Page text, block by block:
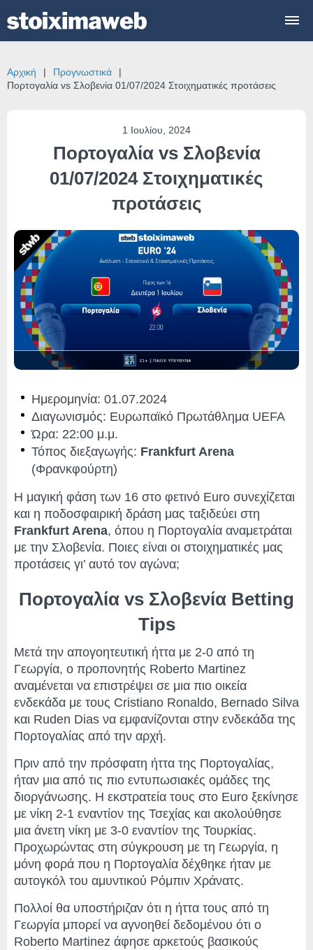
Αρχική
Προγνωστικά
Πορτογαλία vs Σλοβενία 01/07/2024 Στοιχηματικές προτάσεις
1 Ιουλίου, 2024
Πορτογαλία vs Σλοβενία
01/07/2024 Στοιχηματικές
προτάσεις
Ημερομηνία: 01.07.2024
Διαγωνισμός: Ευρωπαϊκό Πρωτάθλημα UEFA
Ώρα: 22:00 μ.μ.
Τόπος διεξαγωγής: Frankfurt Arena
(Φρανκφούρτη)
Η μαγική φάση των 16 στο φετινό Euro συνεχίζεται
και η ποδοσφαιρική δράση μας ταξιδεύει στη
Frankfurt Arena, όπου η Πορτογαλία αναμετράται
με την Σλοβενία. Ποιες είναι οι στοιχηματικές μας
προτάσεις γι’ αυτό τον αγώνα;
Πορτογαλία vs Σλοβενία Betting
Tips
Μετά την απογοητευτική ήττα με 2-0 από τη
Γεωργία, ο προπονητής Roberto Martinez
αναμένεται να επιστρέψει σε μια πιο οικεία
ενδεκάδα με τους Cristiano Ronaldo, Bernado Silva
και Ruden Dias να εμφανίζονται στην ενδεκάδα της
Πορτογαλίας από την αρχή.
Πριν από την πρόσφατη ήττα της Πορτογαλίας,
ήταν μια από τις πιο εντυπωσιακές ομάδες της
διοργάνωσης. Η εκστρατεία τους στο Euro ξεκίνησε
με νίκη 2-1 εναντίον της Τσεχίας και ακολούθησε
μια άνετη νίκη με 3-0 εναντίον της Τουρκίας.
Προχωρώντας στη σύγκρουση με τη Γεωργία, η
μόνη φορά που η Πορτογαλία δέχθηκε ήταν με
αυτογκόλ του αμυντικού Ρόμπιν Χράνατς.
Πολλοί θα υποστήριζαν ότι η ήττα τους από τη
Γεωργία μπορεί να αγνοηθεί δεδομένου ότι ο
Roberto Martinez άφησε αρκετούς βασικούς